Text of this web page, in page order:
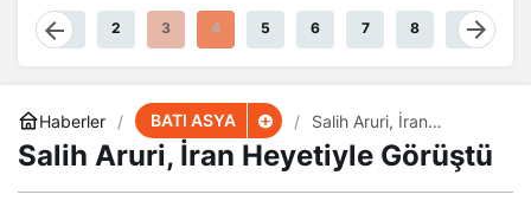
1 2 3 4 5 6 7 8 9
Haberler BATI ASYA
Salih Aruri, İran
Heyetiyle Görüştü
Salih Aruri, İran Heyetiyle Görüştü